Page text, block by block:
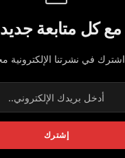
مع كل متابعة
اشترك في نشرتنا الإلكترونية